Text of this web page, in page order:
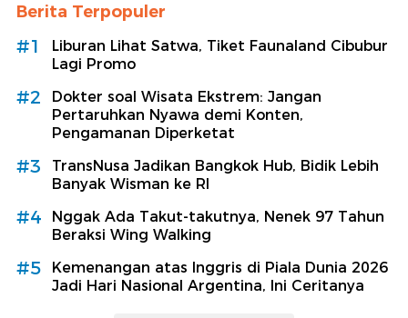
Berita Terpopuler
#1
Liburan Lihat Satwa, Tiket Faunaland Cibubur
Lagi Promo
#2
Dokter soal Wisata Ekstrem: Jangan
Pertaruhkan Nyawa demi Konten,
Pengamanan Diperketat
#3
TransNusa Jadikan Bangkok Hub, Bidik Lebih
Banyak Wisman ke RI
#4
Nggak Ada Takut-takutnya, Nenek 97 Tahun
Beraksi Wing Walking
#5
Kemenangan atas Inggris di Piala Dunia 2026
Jadi Hari Nasional Argentina, Ini Ceritanya